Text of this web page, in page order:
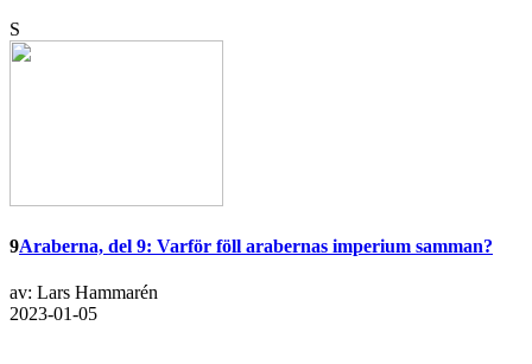
S
9Araberna, del 9: Varför föll arabernas imperium samman?
av: Lars Hammarén
2023-01-05